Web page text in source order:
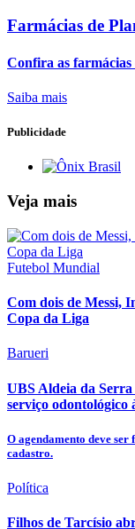
Farmácias de
Confira as farmácias
Saiba mais
Publicidade
Veja mais
Futebol Mundial
Com dois de Messi,
Copa da Liga
Barueri
UBS Aldeia da Serra
serviço odontológico
O agendamento deve
cadastro.
Política
Filhos de Tarcísio